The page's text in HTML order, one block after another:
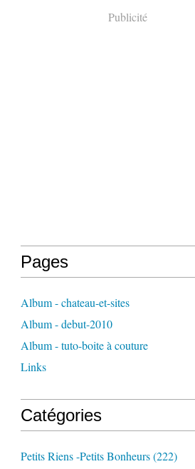
Publicité
Pages
Album - chateau-et-sites
Album - debut-2010
Album - tuto-boite à couture
Links
Catégories
Petits Riens -petits Bonheurs(222)